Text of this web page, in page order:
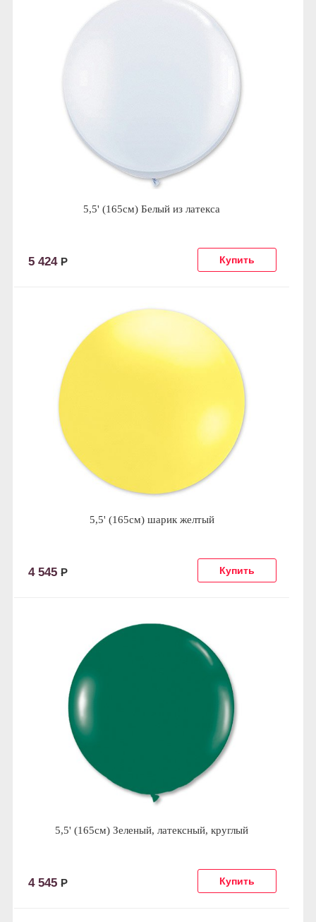
5,5' (165см) Белый из латекса
5 424 Р
5,5' (165см) шарик желтый
4 545 Р
5,5' (165см) Зеленый, латексный, круглый
4 545 Р